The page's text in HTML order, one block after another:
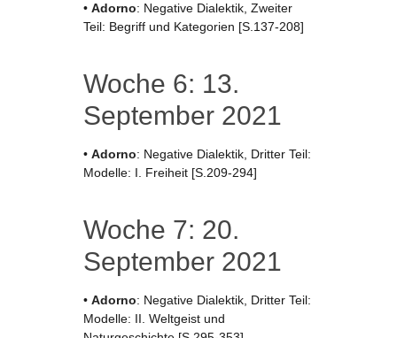
• Adorno: Negative Dialektik, Zweiter
Teil: Begriff und Kategorien [S.137-208]
Woche 6: 13.
September 2021
• Adorno: Negative Dialektik, Dritter Teil:
Modelle: I. Freiheit [S.209-294]
Woche 7: 20.
September 2021
• Adorno: Negative Dialektik, Dritter Teil:
Modelle: II. Weltgeist und